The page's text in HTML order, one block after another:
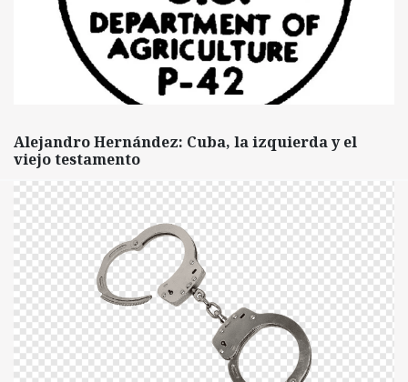
Alejandro Hernández: Cuba, la izquierda y el
viejo testamento